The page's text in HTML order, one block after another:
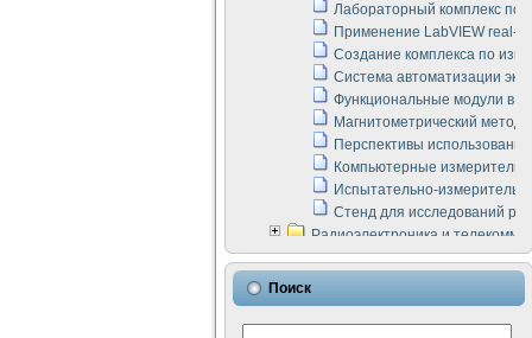
Лабораторный комплекс по
Применение LabVIEW real-
Создание комплекса по
Система автоматизации
Функциональные модули в
Магнитометрический метод
Перспективы
Компьютерные
Испытательно-
Стенд для исследований
Радиоэлектроника и
LabVIEW в расчетах
Аппаратно-программный
Виртуальный
Измерение шумовых
Поиск